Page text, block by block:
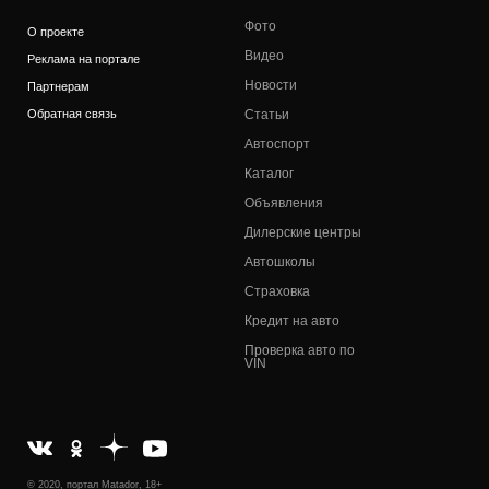
О проекте
Реклама на портале
Партнерам
Обратная связь
Фото
Видео
Новости
Статьи
Автоспорт
Каталог
Объявления
Дилерские центры
Автошколы
Страховка
Кредит на авто
Проверка авто по
VIN
© 2020, портал Matador, 18+